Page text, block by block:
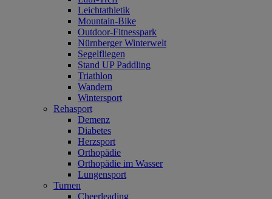
Leichtathletik
Mountain-Bike
Outdoor-Fitnesspark
Nürnberger Winterwelt
Segelfliegen
Stand UP Paddling
Triathlon
Wandern
Wintersport
Rehasport
Demenz
Diabetes
Herzsport
Orthopädie
Orthopädie im Wasser
Lungensport
Turnen
Cheerleading